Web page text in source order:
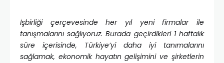
İşbirliği çerçevesinde her yıl yeni firmalar ile
tanışmalarını sağlıyoruz. Burada geçirdikleri 1 haftalık
süre içerisinde, Türkiye’yi daha iyi tanımalarını
sağlamak, ekonomik hayatın gelişimini ve şirketlerin